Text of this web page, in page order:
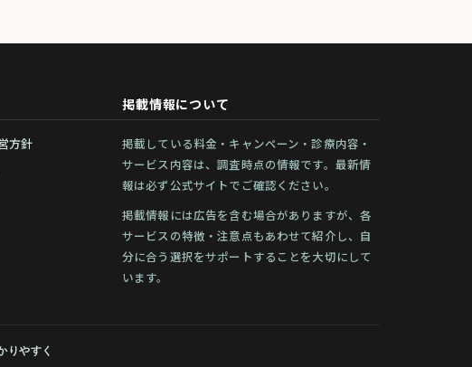
方針
掲載情報について
掲載している料金・キャンペーン・診療内容・
サービス内容は、調査時点の情報です。最新情
報は必ず公式サイトでご確認ください。
掲載情報には広告を含む場合がありますが、各
サービスの特徴・注意点もあわせて紹介し、自
分に合う選択をサポートすることを大切にして
います。
りやすく